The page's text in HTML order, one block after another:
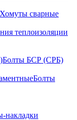
Хомуты сварные
Болты БСР (СРБ)
Болты
накладки